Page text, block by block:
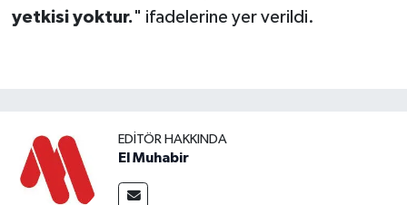
yetkisi yoktur." ifadelerine yer verildi.
EDITÖR HAKKINDA
El Muhabir